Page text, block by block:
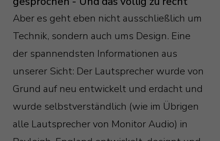
Aber es geht eben nicht ausschließlich um
Technik, sondern auch ums Design. Eine
der spannendsten Informationen aus
unserer Sicht: Der Lautsprecher wurde von
Grund auf neu entwickelt und erdacht und
wurde selbstverständlich (wie im Übrigen
alle Lautsprecher von Monitor Audio) in